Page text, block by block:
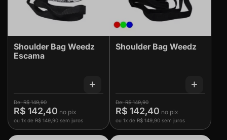
Shoulder Bag Weedz
Escama
R$ 149,90
R$ 142,40
ou 1x de R$ 149,90 sem juros
Shoulder Bag Weedz
R$ 149,90
R$ 142,40
ou 1x de R$ 149,90 sem juros